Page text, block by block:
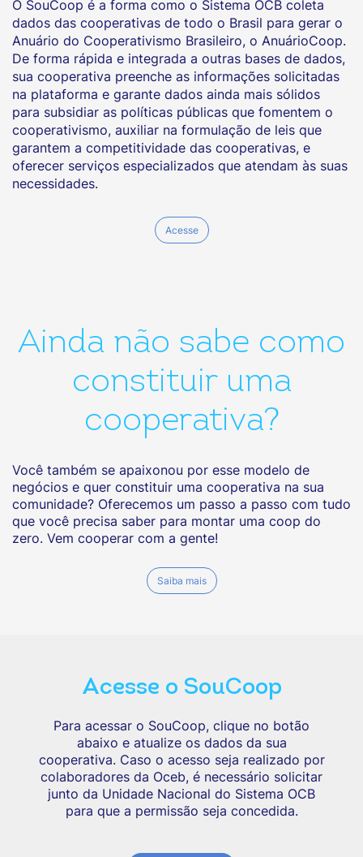
O SouCoop é a forma como o Sistema OCB coleta
dados das cooperativas de todo o Brasil para gerar o
Anuário do Cooperativismo Brasileiro, o AnuárioCoop.
De forma rápida e integrada a outras bases de dados,
sua cooperativa preenche as informações solicitadas
na plataforma e garante dados ainda mais sólidos
para subsidiar as políticas públicas que fomentem o
cooperativismo, auxiliar na formulação de leis que
garantem a competitividade das cooperativas, e
oferecer serviços especializados que atendam às suas
necessidades.
Acesse
Ainda não sabe como
constituir uma
cooperativa?
Você também se apaixonou por esse modelo de
negócios e quer constituir uma cooperativa na sua
comunidade? Oferecemos um passo a passo com tudo
que você precisa saber para montar uma coop do
zero. Vem cooperar com a gente!
Saiba mais
Acesse o SouCoop
Para acessar o SouCoop, clique no botão
abaixo e atualize os dados da sua
cooperativa. Caso o acesso seja realizado por
colaboradores da Oceb, é necessário solicitar
junto da Unidade Nacional do Sistema OCB
para que a permissão seja concedida.